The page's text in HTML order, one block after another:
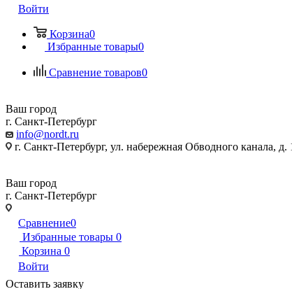
Войти
Корзина0
Избранные товары0
Сравнение товаров0
Ваш город
г. Санкт-Петербург
info@nordt.ru
г. Санкт-Петербург, ул. набережная Обводного канала,
Ваш город
г. Санкт-Петербург
Сравнение0
Избранные товары 0
Корзина 0
Войти
Оставить заявку